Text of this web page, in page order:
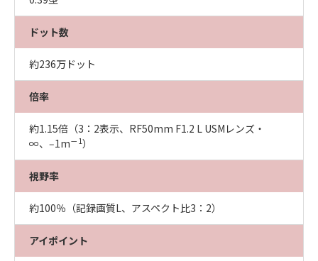
ドット数
約236万ドット
倍率
約1.15倍（3：2表示、RF50mm F1.2 L USMレンズ・
∞、‒1m－1）
視野率
約100％（記録画質L、アスペクト比3：2）
アイポイント